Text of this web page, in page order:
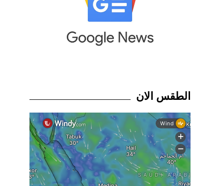
الطقس الان